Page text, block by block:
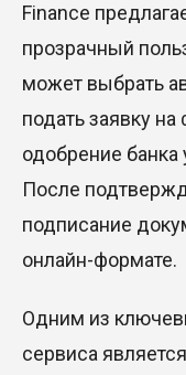
Finance
прозрачный
может выбрать
подать заявку
одобрение
После
подписание
онлайн-формате.
Одним из
сервиса